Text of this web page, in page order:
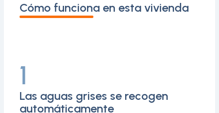
Cómo funciona en esta vivienda
1
Las aguas grises se recogen
automáticamente